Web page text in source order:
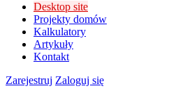
Desktop site
Projekty domów
Kalkulatory
Artykuły
Kontakt
Zarejestruj Zaloguj się